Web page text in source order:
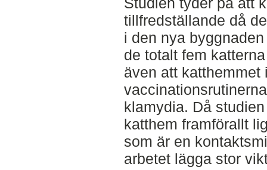
tillfredställande då
i den nya
de totalt fem
även att katthemmet
klamydia. Då
katthem framförallt
som är en
arbetet lägga stor